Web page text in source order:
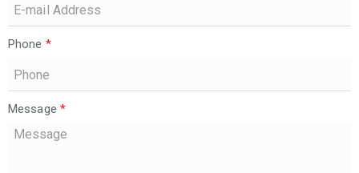
Phone *
Message *